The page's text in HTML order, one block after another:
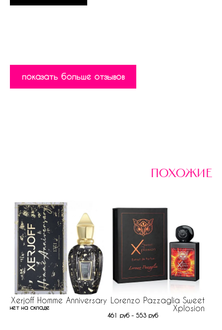
показать больше отзывов
похожие
Xerjoff Homme Anniversary
нет на складе
Lorenzo Pazzaglia Sweet
Xplosion
461 руб - 553 руб